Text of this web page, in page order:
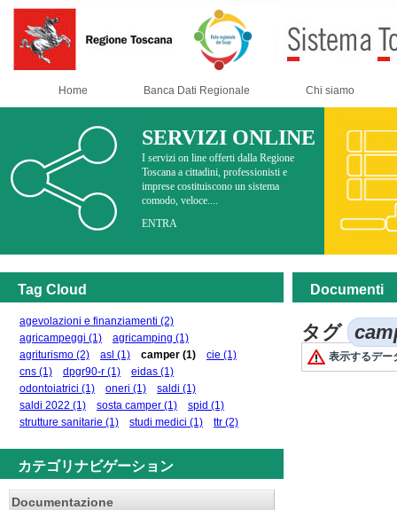
Home Banca Dati Regionale Chi siamo
SERVIZI ONLINE
I servizi on line offerti dalla Regione
Toscana a cittadini, professionisti e
imprese costituiscono un sistema
comodo, veloce....
ENTRA
Tag Cloud
agevolazioni e finanziamenti (2)
agricampeggi (1) agricamping (1)
agriturismo (2) asl (1) camper (1) cie (1)
cns (1) dpgr90-r (1) eidas (1)
odontoiatrici (1) oneri (1) saldi (1)
saldi 2022 (1) sosta camper (1) spid (1)
strutture sanitarie (1) studi medici (1) ttr (2)
カテゴリナビゲーション
Documentazione
Documenti
タグ
表示するデー